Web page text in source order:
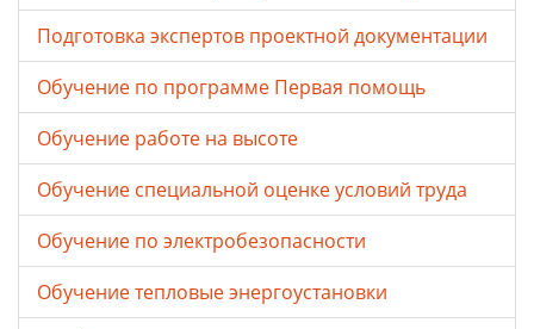
Подготовка экспертов проектной документации
Обучение по программе Первая помощь
Обучение работе на высоте
Обучение специальной оценке условий труда
Обучение по электробезопасности
Обучение тепловые энергоустановки